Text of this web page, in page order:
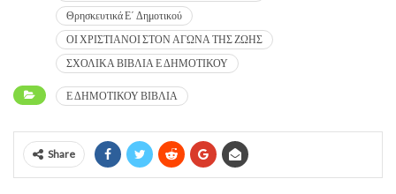
Θρησκευτικά Ε΄ Δημοτικού
ΟΙ ΧΡΙΣΤΙΑΝΟΙ ΣΤΟΝ ΑΓΩΝΑ ΤΗΣ ΖΩΗΣ
ΣΧΟΛΙΚΑ ΒΙΒΛΙΑ Ε ΔΗΜΟΤΙΚΟΥ
Ε ΔΗΜΟΤΙΚΟΥ ΒΙΒΛΙΑ
Share